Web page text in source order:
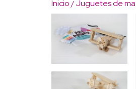
Inicio / Juguetes de